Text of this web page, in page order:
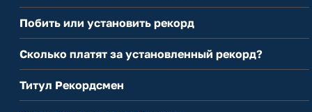
Побить или установить рекорд
Сколько платят за установленный рекорд?
Титул Рекордсмен